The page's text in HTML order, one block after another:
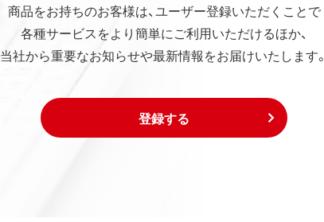
商品をお持ちのお客様は、ユーザー登録いただくことで
各種サービスをより簡単にご利用いただけるほか、
当社から重要なお知らせや最新情報をお届けいたします。
登録する